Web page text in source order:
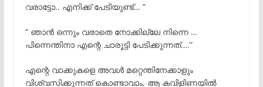
വരാട്ടോ.. എനിക്ക് പേടിയുണ്ട്… ”
” ഞാൻ ഒന്നും വരാതെ നോക്കില്ലേ നിന്നെ …
പിന്നെന്തിനാ എന്റെ ചാരൂട്ടി പേടിക്കുന്നത്….”
എന്റെ വാക്കുകളെ അവൾ മറ്റെന്തിനേക്കാളും
വിശ്വസിക്കുന്നത് കൊണ്ടാവാം, ആ കവിളിണയിൽ